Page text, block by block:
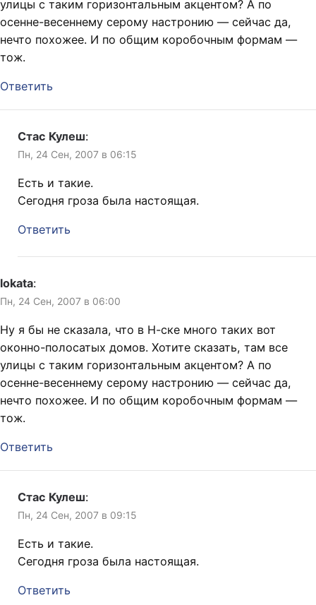
улицы с таким горизонтальным акцентом? А по
осенне-весеннему серому настронию — сейчас да,
нечто похожее. И по общим коробочным формам —
тож.
Ответить
Стас Кулеш:
Пн, 24 Сен, 2007 в 06:15
Есть и такие.
Сегодня гроза была настоящая.
Ответить
lokata:
Пн, 24 Сен, 2007 в 06:00
Ну я бы не сказала, что в Н-ске много таких вот
оконно-полосатых домов. Хотите сказать, там все
улицы с таким горизонтальным акцентом? А по
осенне-весеннему серому настронию — сейчас да,
нечто похожее. И по общим коробочным формам —
тож.
Ответить
Стас Кулеш:
Пн, 24 Сен, 2007 в 09:15
Есть и такие.
Сегодня гроза была настоящая.
Ответить